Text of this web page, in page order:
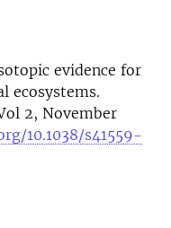
evidence for
ecosystems.
2, November
10.1038/s41559-